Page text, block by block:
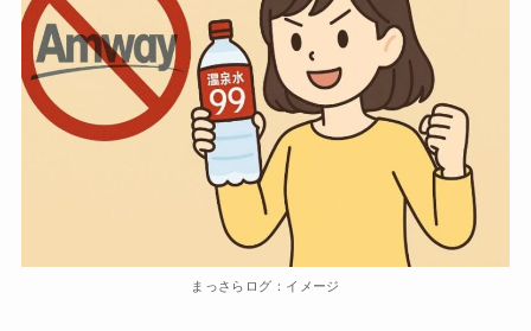
まっさらログ：イメージ